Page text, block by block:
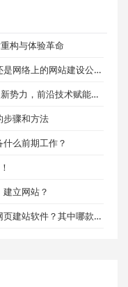
构与体验革命
网站建设公司？优缺点全解析
沿技术赋能下的品牌优选
步骤和方法
么前期工作？
立网站？
件？其中哪款比较好用呢？